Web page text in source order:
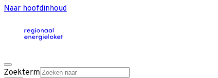
Naar hoofdinhoud
Zoekterm